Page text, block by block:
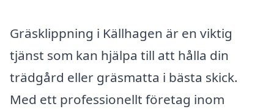
Gräsklippning i Källhagen är en viktig
tjänst som kan hjälpa till att hålla din
trädgård eller gräsmatta i bästa skick.
Med ett professionellt företag inom